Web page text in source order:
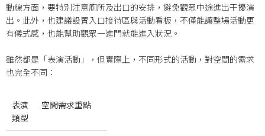
動線方面，要特別注意廁所及出口的安排，避免觀眾中途進出干擾演
出。此外，也建議設置入口接待區與活動看板，不僅能讓整場活動更
有儀式感，也能幫助觀眾一進門就能進入狀況。
雖然都是「表演活動」，但實際上，不同形式的活動，對空間的需求
也完全不同：
表演
類型
空間需求重點